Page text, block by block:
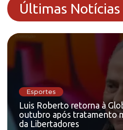
Últimas Notícias
Esportes
Luis Roberto retorna à
outubro após tratamento
da Libertadores